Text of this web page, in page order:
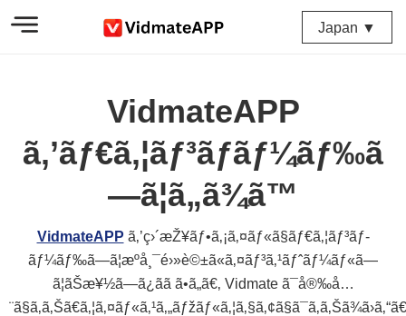
Japan ▼
VidmateAPP
ã‚’ãƒ€ã‚¦ãƒ³ãƒ­ãƒ¼ãƒ‰ã
—ã¦ã„ã¾ã™
VidmateAPP ã‚’ç›´æŽ¥ãƒ•ã‚¡ã‚¤ãƒ«ã§ãƒ€ã‚¦ãƒ³ãƒ­
ãƒ¼ãƒ‰ã—ã¦æºå¸¯é›»è©±ã«ã‚¤ãƒ³ã‚¹ãƒˆãƒ¼ãƒ«ã—
ã¦ãŠæ¥½ã—ã¿ãã ã•ã„ã€‚ Vidmate ã¯å®‰å…
¨ã§ã‚ã‚Šã€ã‚¦ã‚¤ãƒ«ã‚¹ã‚„ãƒžãƒ«ã‚¦ã‚§ã‚¢ã§ã¯ã‚ã‚Šã¾ã›ã‚“ã€